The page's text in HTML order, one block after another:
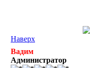
Наверх
Вадим
Администратор